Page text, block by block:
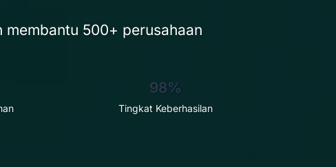
membantu 500+ perusahaan
98%
Tingkat Keberhasilan